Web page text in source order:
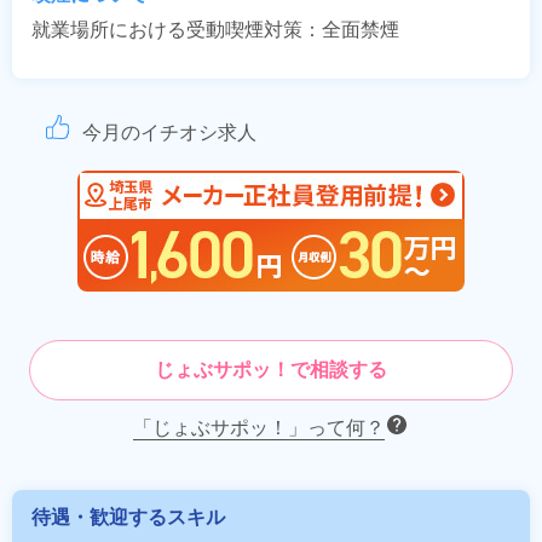
就業場所における受動喫煙対策：全面禁煙
今月のイチオシ求人
じょぶサポッ！で相談する
「じょぶサポッ！」って何？
待遇・歓迎するスキル